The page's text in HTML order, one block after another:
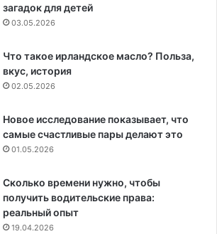
загадок для детей
03.05.2026
Что такое ирландское масло? Польза,
вкус, история
02.05.2026
Новое исследование показывает, что
самые счастливые пары делают это
01.05.2026
Сколько времени нужно, чтобы
получить водительские права:
реальный опыт
19.04.2026